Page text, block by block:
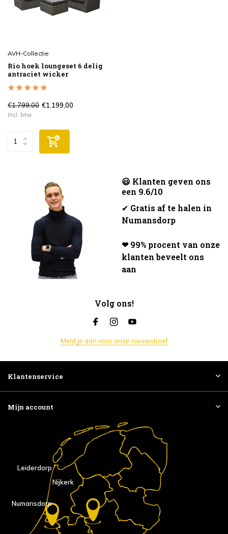
AVH-Collectie
Rio hoek loungeset 6 delig
antraciet wicker
€1.799,00 €1.199,00
Incl. btw
😃 Klanten geven ons
een 9.6/10
✔ Gratis af te halen in
Numansdorp
❤ 99% procent van onze
klanten beveelt ons
aan
Volg ons!
Meld je aan voor onze nieuwsbrief
Klantenservice
Mijn account
Nijkerk
Numansdorp
Leiderdorp